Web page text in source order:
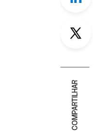
COMPARTILHAR